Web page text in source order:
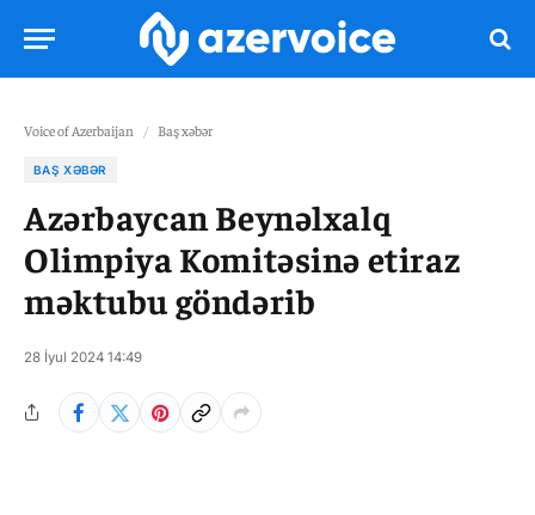
Voice of Azerbaijan / Baş xəbər
BAŞ XƏBƏR
Azərbaycan Beynəlxalq
Olimpiya Komitəsinə etiraz
məktubu göndərib
28 İyul 2024 14:49